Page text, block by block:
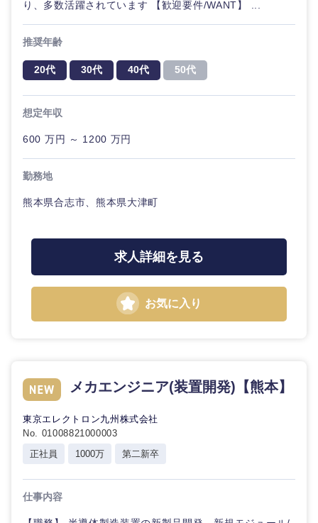
り、多数活躍されています 【歓迎要件/WANT】 ...
推奨年齢
20代 30代 40代 50代
想定年収
600 万円 ～ 1200 万円
勤務地
熊本県合志市、熊本県大津町
求人詳細を見る
お気に入り
メカエンジニア(装置開発)【熊本】
東京エレクトロン九州株式会社
No. 01008821000003
正社員
1000万 第二新卒
仕事内容